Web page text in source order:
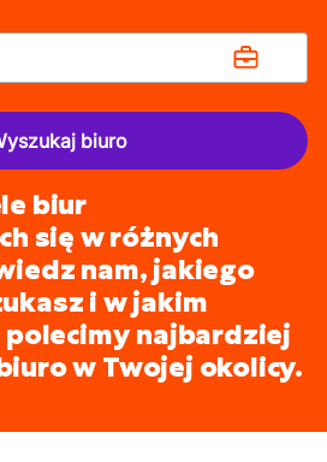
biuro
biur
się w różnych
nam, jakiego
i w jakim
najbardziej
w Twojej okolicy.